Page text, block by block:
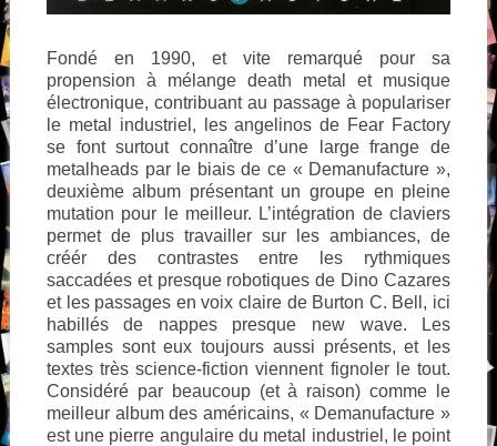
Fondé en 1990, et vite remarqué pour sa
propension à mélange death metal et musique
électronique, contribuant au passage à populariser
le metal industriel, les angelinos de Fear Factory
se font surtout connaître d’une large frange de
metalheads par le biais de ce « Demanufacture »,
deuxième album présentant un groupe en pleine
mutation pour le meilleur. L’intégration de claviers
permet de plus travailler sur les ambiances, de
créér des contrastes entre les rythmiques
saccadées et presque robotiques de Dino Cazares
et les passages en voix claire de Burton C. Bell, ici
habillés de nappes presque new wave. Les
samples sont eux toujours aussi présents, et les
textes très science-fiction viennent fignoler le tout.
Considéré par beaucoup (et à raison) comme le
meilleur album des américains, « Demanufacture »
est une pierre angulaire du metal industriel, le point